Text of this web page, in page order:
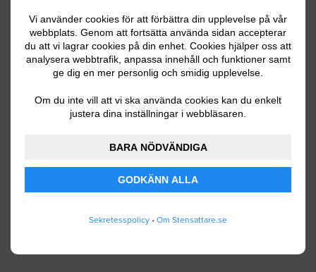
Vi använder cookies för att förbättra din upplevelse på vår
webbplats. Genom att fortsätta använda sidan accepterar
du att vi lagrar cookies på din enhet. Cookies hjälper oss att
analysera webbtrafik, anpassa innehåll och funktioner samt
ge dig en mer personlig och smidig upplevelse.
Om du inte vill att vi ska använda cookies kan du enkelt
justera dina inställningar i webbläsaren.
BARA NÖDVÄNDIGA
GODKÄNN ALLA
Sekretesspolicy • Om Stensattare.se
Ditt telefonnummer
använder mina personuppgifter enligt
SKICKA IN